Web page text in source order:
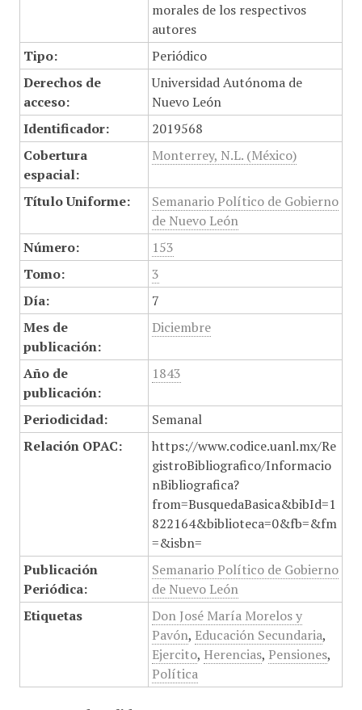
morales de los respectivos
autores
Tipo:
Periódico
Derechos de
acceso:
Universidad Autónoma de
Nuevo León
Identificador:
2019568
Cobertura
espacial:
Monterrey, N.L. (México)
Título Uniforme:
Semanario Político de Gobierno
de Nuevo León
Número:
153
Tomo:
3
Día:
7
Mes de
publicación:
Diciembre
Año de
publicación:
1843
Periodicidad:
Semanal
Relación OPAC:
https://www.codice.uanl.mx/Re
gistroBibliografico/Informacio
nBibliografica?
from=BusquedaBasica&bibId=1
822164&biblioteca=0&fb=&fm
=&isbn=
Publicación
Periódica:
Semanario Político de Gobierno
de Nuevo León
Etiquetas
Don José María Morelos y
Pavón, Educación Secundaria,
Ejercito, Herencias, Pensiones,
Política